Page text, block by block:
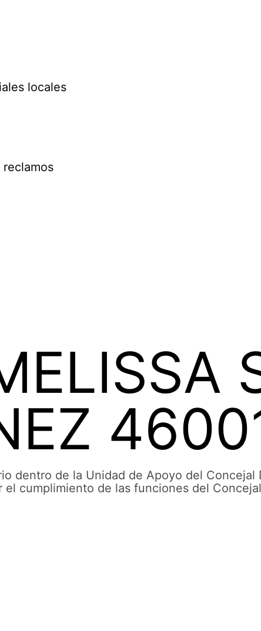
locales
dentro de la Unidad de Apoyo del Concejal
cumplimiento de las funciones del